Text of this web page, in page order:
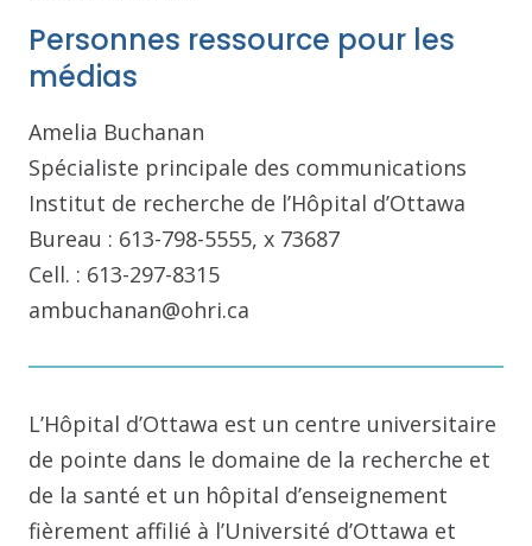
Personnes ressource pour les
médias
Amelia Buchanan
Spécialiste principale des communications
Institut de recherche de l’Hôpital d’Ottawa
Bureau : 613-798-5555, x 73687
Cell. : 613-297-8315
ambuchanan@ohri.ca
L’Hôpital d’Ottawa est un centre universitaire
de pointe dans le domaine de la recherche et
de la santé et un hôpital d’enseignement
fièrement affilié à l’Université d’Ottawa et